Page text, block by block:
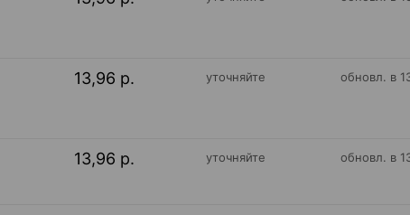
13,96 р. уточняйте обновл. в
13,96 р. уточняйте обновл. в